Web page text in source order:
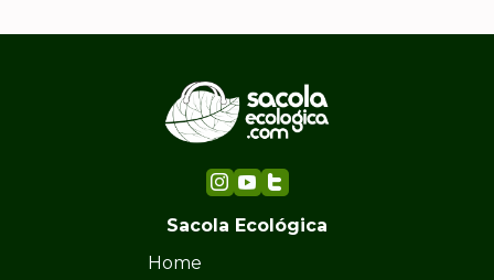
Sacola Ecológica
Home